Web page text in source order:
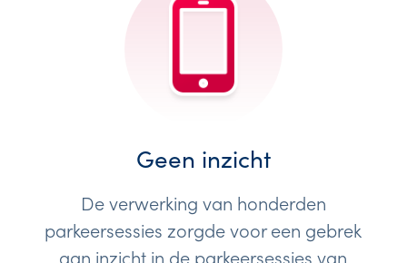
Geen inzicht
De verwerking van honderden
parkeersessies zorgde voor een gebrek
aan inzicht in de parkeersessies van